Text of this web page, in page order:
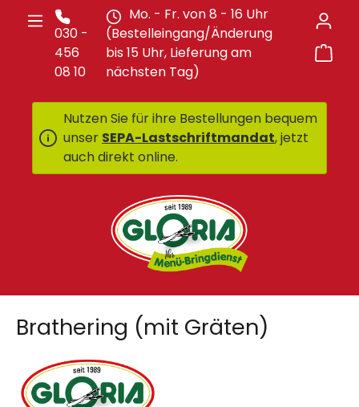
Zum Hauptinhalt springen
030 -
456
08 10
Mo. - Fr. von 8 - 16 Uhr
(Bestelleingang/Änderung
bis 15 Uhr, Lieferung am
nächsten Tag)
Nutzen Sie für ihre Bestellungen bequem
unser SEPA-Lastschriftmandat, jetzt
auch direkt online.
Brathering (mit Gräten)